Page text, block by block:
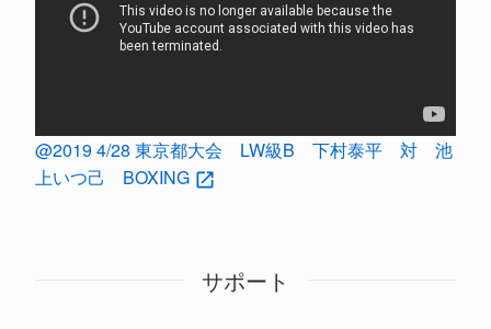
@2019 4/28 東京都大会 LW級B 下村泰平 対 池
上いつ己 BOXING
サポート